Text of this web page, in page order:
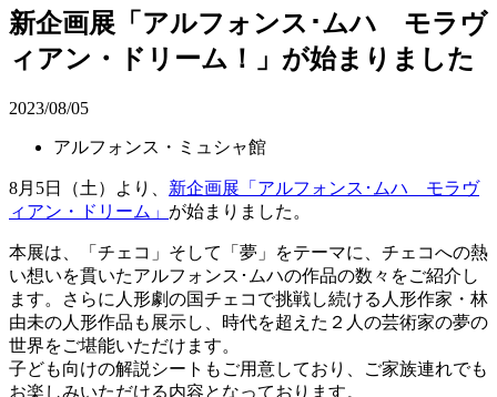
新企画展「アルフォンス･ムハ モラヴ
ィアン・ドリーム！」が始まりました
2023/08/05
アルフォンス・ミュシャ館
8月5日（土）より、 新企画展「アルフォンス･ムハ モラヴ
ィアン・ドリーム」 が始まりました。
本展は、「チェコ」そして「夢」をテーマに、チェコへの熱
い想いを貫いたアルフォンス･ムハの作品の数々をご紹介し
ます。さらに人形劇の国チェコで挑戦し続ける人形作家・林
由未の人形作品も展示し、時代を超えた２人の芸術家の夢の
世界をご堪能いただけます。
子ども向けの解説シートもご用意しており、ご家族連れでも
お楽しみいただける内容となっております。